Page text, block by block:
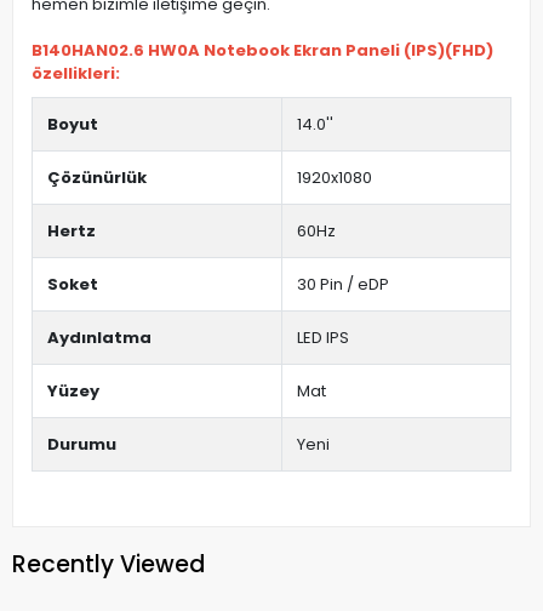
B140HAN02.6 HW0A Notebook Ekran Paneli (IPS)(FHD)
özellikleri:
Boyut 14.0''
Çözünürlük 1920x1080
Hertz 60Hz
Soket 30 Pin / eDP
Aydınlatma LED IPS
Yüzey Mat
Durumu Yeni
Recently Viewed